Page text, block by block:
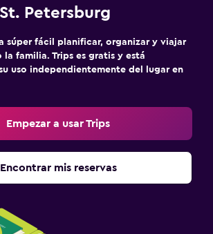
Petersburg
súper fácil planificar, organizar y viajar
la familia. Trips es gratis y está
uso independientemente del lugar en
Empezar a usar Trips
Encontrar mis reservas